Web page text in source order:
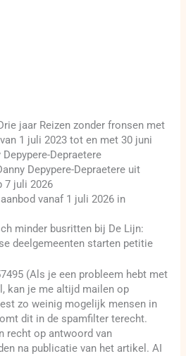
jaar Reizen zonder fronsen met
1 juli 2023 tot en met 30 juni
Depraetere
Depypere-Depraetere uit
7 juli 2026
vanaf 1 juli 2026 in
minder busritten bij De Lijn:
deelgemeenten starten petitie
(Als je een probleem hebt met
kan je me altijd mailen op
zo weinig mogelijk mensen in
dit in de spamfilter terecht.
recht op antwoord van
na publicatie van het artikel. AI